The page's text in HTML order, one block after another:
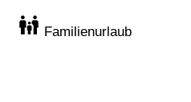
Familienurlaub